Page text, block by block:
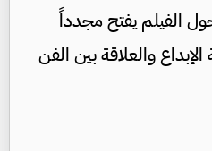
حول الفيلم يفتح مجدداً
والعلاقة بين الفن